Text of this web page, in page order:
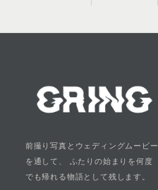
前撮り写真とウェディングムービー
を通して、 ふたりの始まりを何度
でも帰れる物語として残します。